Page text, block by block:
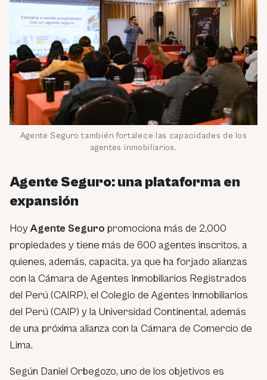
Agente Seguro también fortalece las capacidades de los
agentes inmobiliarios.
Agente Seguro: una plataforma en
expansión
HoyAgente Seguro promociona más de 2,000
propiedades y tiene más de 600 agentes inscritos, a
quienes, además, capacita, ya que ha forjado alianzas
con la Cámara de Agentes Inmobiliarios Registrados
del Perú (CAIRP), el Colegio de Agentes Inmobiliarios
del Perú (CAIP) y la Universidad Continental, además
de una próxima alianza con la Cámara de Comercio de
Lima.
Según Daniel Orbegozo, uno de los objetivos es